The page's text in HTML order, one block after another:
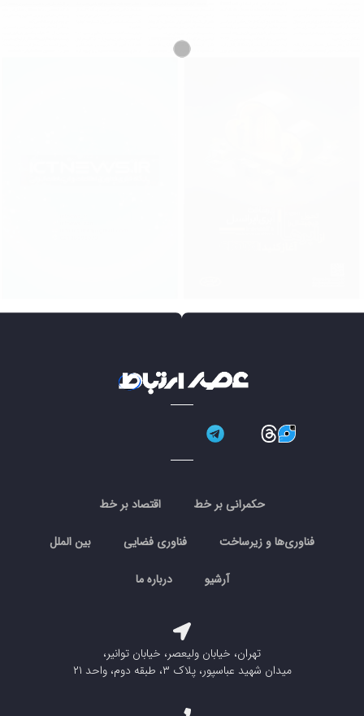
حکمرانی بر خط اقتصاد بر خط
فناوری‌ها و زیرساخت فناوری فضایی بین الملل
آرشیو درباره ما
تهران، خیابان ولیعصر، خیابان توانیر،
میدان شهید عباسپور، پلاک ۳، طبقه دوم، واحد ۲۱